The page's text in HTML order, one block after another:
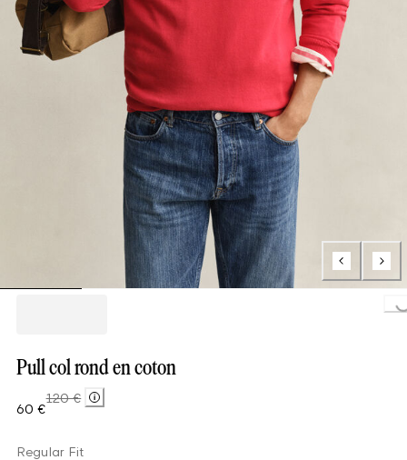
Loading...
Pull col rond en coton
60 €
120 €
Regular Fit